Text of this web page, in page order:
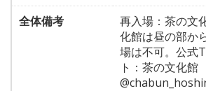
全体備考
再入場：茶の文
化館は昼の部か
場は不可。公式
ト：茶の文化館